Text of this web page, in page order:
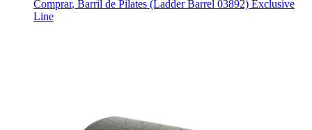
Comprar, Barril de Pilates (Ladder Barrel 03892) Exclusive
Line